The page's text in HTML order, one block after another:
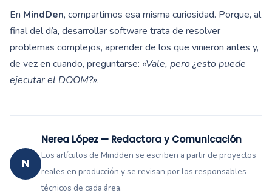
En MindDen, compartimos esa misma curiosidad. Porque, al
final del día, desarrollar software trata de resolver
problemas complejos, aprender de los que vinieron antes y,
de vez en cuando, preguntarse: «Vale, pero ¿esto puede
ejecutar el DOOM?».
N
Nerea López — Redactora y Comunicación
Los artículos de Mindden se escriben a partir de proyectos
reales en producción y se revisan por los responsables
técnicos de cada área.